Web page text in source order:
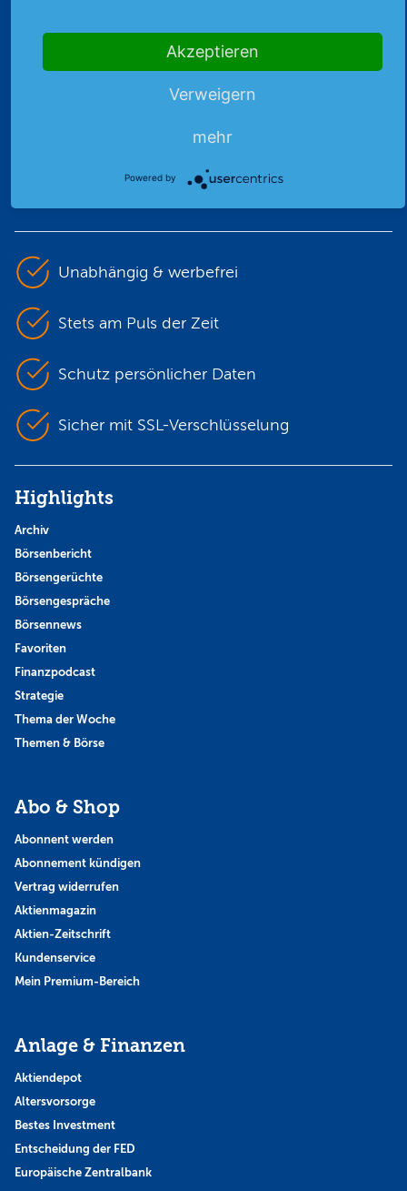
Premiumpartner
Unabhängig & werbefrei
Stets am Puls der Zeit
Schutz persönlicher Daten
Sicher mit SSL-Verschlüsselung
Highlights
Archiv
Börsenbericht
Börsengerüchte
Börsengespräche
Börsennews
Favoriten
Finanzpodcast
Strategie
Thema der Woche
Themen & Börse
Abo & Shop
Abonnent werden
Abonnement kündigen
Vertrag widerrufen
Aktienmagazin
Aktien-Zeitschrift
Kundenservice
Mein Premium-Bereich
Anlage & Finanzen
Aktiendepot
Altersvorsorge
Bestes Investment
Entscheidung der FED
Europäische Zentralbank
Akzeptieren
Verweigern
mehr
Powered by